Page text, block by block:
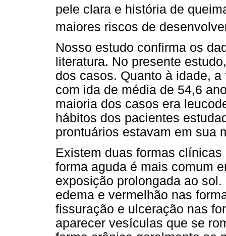
pele clara e história de
maiores riscos de
Nosso estudo confirma os
literatura. No presente
dos casos. Quanto à idade,
com ida de média de 54,6
maioria dos casos era
hábitos dos pacientes
prontuários estavam em sua
Existem duas formas
forma aguda é mais comum
exposição prolongada ao
edema e vermelhão nas
fissuração e ulceração nas
aparecer vesículas que se